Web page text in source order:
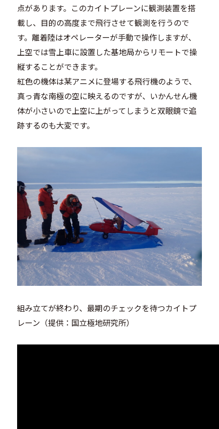
点があります。このカイトプレーンに観測装置を搭
載し、目的の高度まで飛行させて観測を行うので
す。離着陸はオペレーターが手動で操作しますが、
上空では雪上車に設置した基地局からリモートで操
縦することができます。
紅色の機体は某アニメに登場する飛行機のようで、
真っ青な南極の空に映えるのですが、いかんせん機
体が小さいので上空に上がってしまうと双眼鏡で追
跡するのも大変です。
組み立てが終わり、最期のチェックを待つカイトプ
レーン（提供：国立極地研究所）